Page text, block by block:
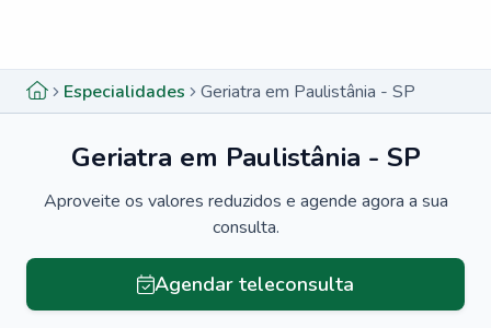
Especialidades Geriatra em Paulistânia - SP
Geriatra em Paulistânia - SP
Aproveite os valores reduzidos e agende agora a sua
consulta.
Agendar teleconsulta